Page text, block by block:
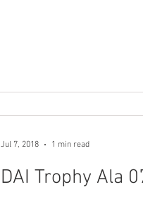
DAI Trophy Ala
Jul 7, 2018 1 min read